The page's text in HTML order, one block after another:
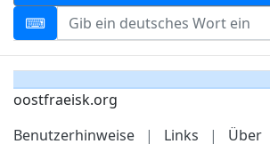
oostfraeisk.org
Benutzerhinweise
| Links | Über